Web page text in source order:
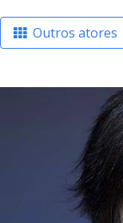
Outros atores